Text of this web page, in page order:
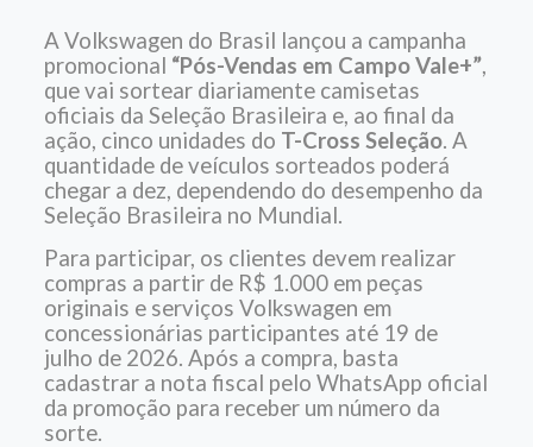
A Volkswagen do Brasil lançou a campanha
promocional “Pós-Vendas em Campo Vale+”,
que vai sortear diariamente camisetas
oficiais da Seleção Brasileira e, ao final da
ação, cinco unidades do T-Cross Seleção. A
quantidade de veículos sorteados poderá
chegar a dez, dependendo do desempenho da
Seleção Brasileira no Mundial.
Para participar, os clientes devem realizar
compras a partir de R$ 1.000 em peças
originais e serviços Volkswagen em
concessionárias participantes até 19 de
julho de 2026. Após a compra, basta
cadastrar a nota fiscal pelo WhatsApp oficial
da promoção para receber um número da
sorte.